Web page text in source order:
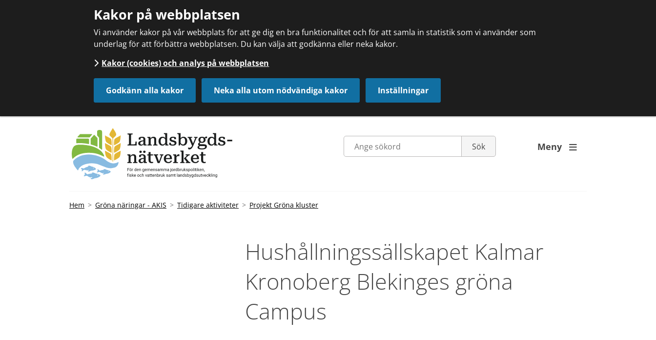
Kakor på webbplatsen
Vi använder kakor på vår webbplats för att ge dig en bra funktionalitet och för att samla in statistik som vi använder som
underlag för att förbättra webbplatsen. Du kan välja att godkänna eller neka kakor.
Kakor (cookies) och analys på webbplatsen
Godkänn alla kakor Neka alla utom nödvändiga kakor Inställningar
Meny 
Hem Gröna näringar - AKIS Tidigare aktiviteter Projekt Gröna kluster
Hushållningssällskapet Kalmar
Kronoberg Blekinges gröna
Campus